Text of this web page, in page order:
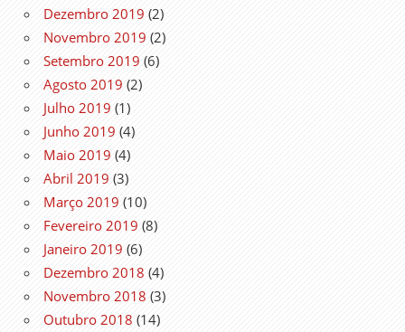
Dezembro 2019 (2)
Novembro 2019 (2)
Setembro 2019 (6)
Agosto 2019 (2)
Julho 2019 (1)
Junho 2019 (4)
Maio 2019 (4)
Abril 2019 (3)
Março 2019 (10)
Fevereiro 2019 (8)
Janeiro 2019 (6)
Dezembro 2018 (4)
Novembro 2018 (3)
Outubro 2018 (14)